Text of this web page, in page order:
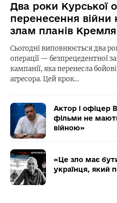
Два роки Курської
перенесення війни
злам планів Кремля
Сьогодні виповнюється два
операції — безпрецедентної
кампанії, яка перенесла
агресора. Цей крок…
Актор і офіцер
фільми не мають
війною»
«Це зло має
українця, який